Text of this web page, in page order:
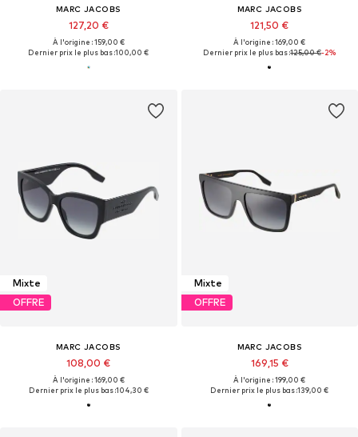
MARC JACOBS
127,20 €
À l'origine : 159,00 €
Dernier prix le plus bas :100,00 €
MARC JACOBS
121,50 €
À l'origine : 169,00 €
Dernier prix le plus bas :125,00 €-2%
Mixte
OFFRE
MARC JACOBS
108,00 €
À l'origine : 169,00 €
Dernier prix le plus bas :104,30 €
Mixte
OFFRE
MARC JACOBS
169,15 €
À l'origine : 199,00 €
Dernier prix le plus bas :139,00 €